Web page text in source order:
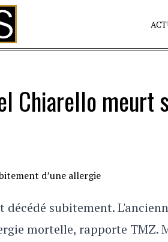
Chiarello meurt
décédé subitement.
mortelle, rapporte TMZ.